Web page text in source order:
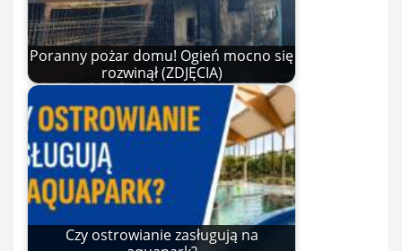
Poranny pożar domu! Ogień mocno się
rozwinął (ZDJĘCIA)
Czy ostrowianie zasługują na